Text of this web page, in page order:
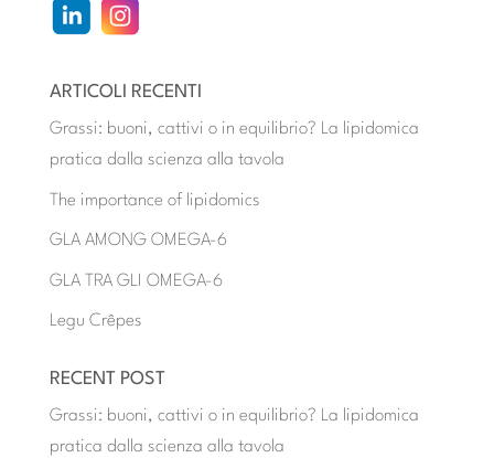
ARTICOLI RECENTI
Grassi: buoni, cattivi o in equilibrio? La lipidomica
pratica dalla scienza alla tavola
The importance of lipidomics
GLA AMONG OMEGA-6
GLA TRA GLI OMEGA-6
Legu Crêpes
RECENT POST
Grassi: buoni, cattivi o in equilibrio? La lipidomica
pratica dalla scienza alla tavola